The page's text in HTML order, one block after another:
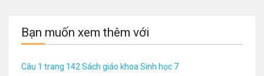
Bạn muốn xem thêm với
Câu 1 trang 142 Sách giáo khoa Sinh học 7